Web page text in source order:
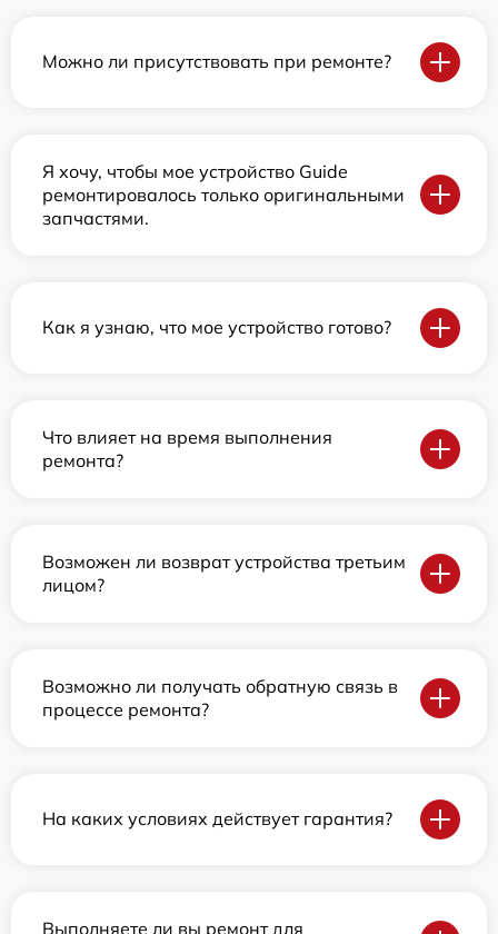
Можно ли присутствовать при ремонте?
Я хочу, чтобы мое устройство Guide
ремонтировалось только оригинальными
запчастями.
Как я узнаю, что мое устройство готово?
Что влияет на время выполнения
ремонта?
Возможен ли возврат устройства третьим
лицом?
Возможно ли получать обратную связь в
процессе ремонта?
На каких условиях действует гарантия?
Выполняете ли вы ремонт для